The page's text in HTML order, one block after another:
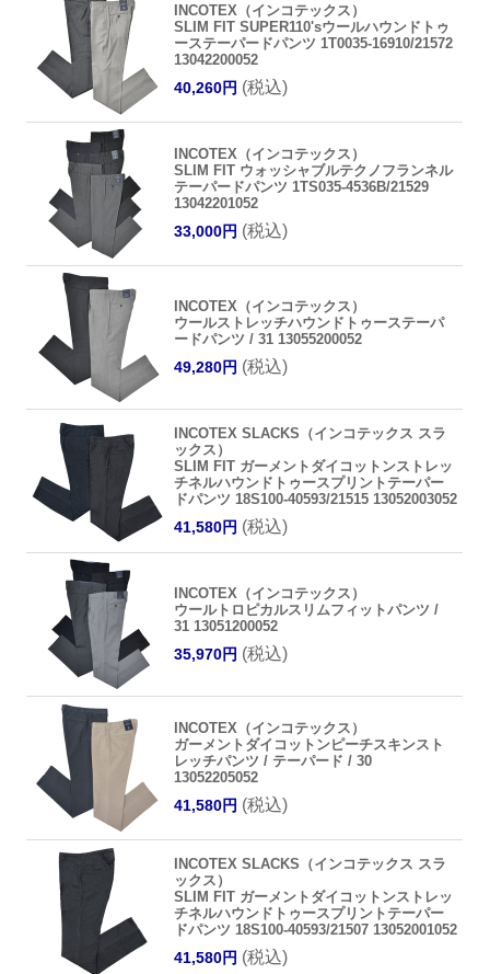
INCOTEX（インコテックス）
SLIM FIT SUPER110'sウールハウンドトゥ
ーステーパードパンツ 1T0035-16910/21572
13042200052
40,260円 (税込)
INCOTEX（インコテックス）
SLIM FIT ウォッシャブルテクノフランネル
テーパードパンツ 1TS035-4536B/21529
13042201052
33,000円 (税込)
INCOTEX（インコテックス）
ウールストレッチハウンドトゥーステーパ
ードパンツ / 31 13055200052
49,280円 (税込)
INCOTEX SLACKS（インコテックス スラ
ックス）
SLIM FIT ガーメントダイコットンストレッ
チネルハウンドトゥースプリントテーパー
ドパンツ 18S100-40593/21515 13052003052
41,580円 (税込)
INCOTEX（インコテックス）
ウールトロピカルスリムフィットパンツ /
31 13051200052
35,970円 (税込)
INCOTEX（インコテックス）
ガーメントダイコットンピーチスキンスト
レッチパンツ / テーパード / 30
13052205052
41,580円 (税込)
INCOTEX SLACKS（インコテックス スラ
ックス）
SLIM FIT ガーメントダイコットンストレッ
チネルハウンドトゥースプリントテーパー
ドパンツ 18S100-40593/21507 13052001052
41,580円 (税込)